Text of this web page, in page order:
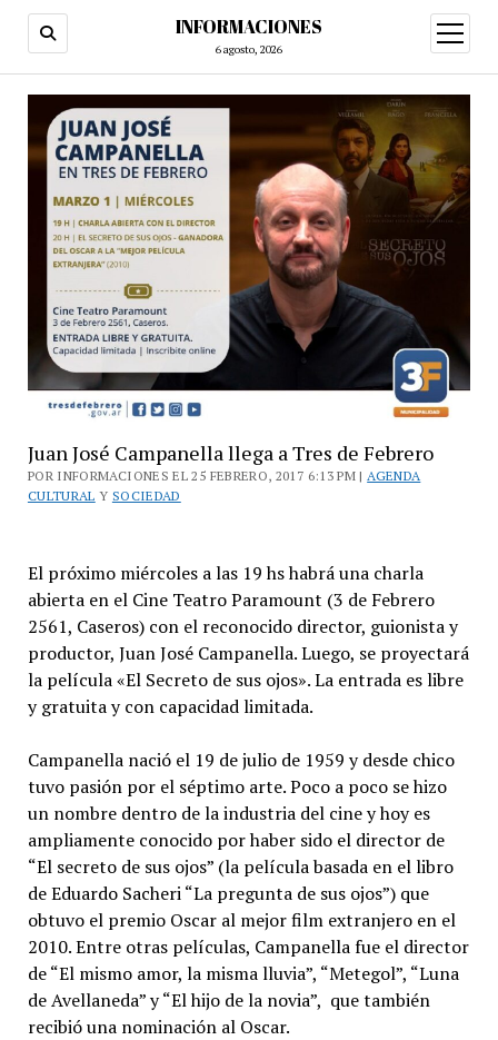
INFORMACIONES
6 agosto, 2026
abrir
menú
Juan José Campanella llega a Tres de Febrero
POR INFORMACIONES EL 25 FEBRERO, 2017 6:13 PM | AGENDA
CULTURAL Y SOCIEDAD
El próximo miércoles a las 19 hs habrá una charla
abierta en el Cine Teatro Paramount (3 de Febrero
2561, Caseros) con el reconocido director, guionista y
productor, Juan José Campanella. Luego, se proyectará
la película «El Secreto de sus ojos». La entrada es libre
y gratuita y con capacidad limitada.
Campanella nació el 19 de julio de 1959 y desde chico
tuvo pasión por el séptimo arte. Poco a poco se hizo
un nombre dentro de la industria del cine y hoy es
ampliamente conocido por haber sido el director de
“El secreto de sus ojos” (la película basada en el libro
de Eduardo Sacheri “La pregunta de sus ojos”) que
obtuvo el premio Oscar al mejor film extranjero en el
2010. Entre otras películas, Campanella fue el director
de “El mismo amor, la misma lluvia”, “Metegol”, “Luna
de Avellaneda” y “El hijo de la novia”, que también
recibió una nominación al Oscar.